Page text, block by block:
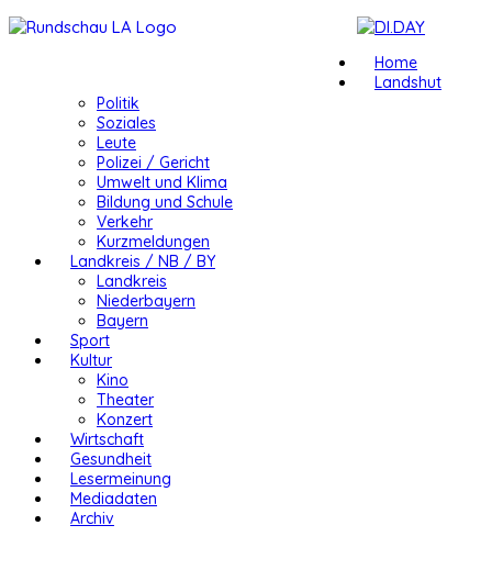
Home
Landshut
Politik
Soziales
Leute
Polizei / Gericht
Umwelt und Klima
Bildung und Schule
Verkehr
Kurzmeldungen
Landkreis / NB / BY
Landkreis
Niederbayern
Bayern
Sport
Kultur
Kino
Theater
Konzert
Wirtschaft
Gesundheit
Lesermeinung
Mediadaten
Archiv